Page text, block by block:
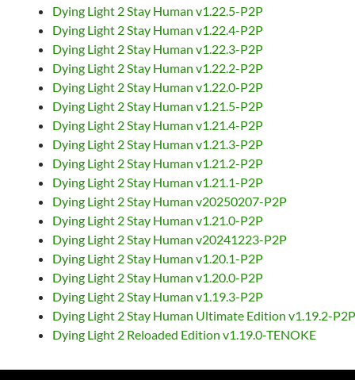
Dying Light 2 Stay Human v1.22.5-P2P
Dying Light 2 Stay Human v1.22.4-P2P
Dying Light 2 Stay Human v1.22.3-P2P
Dying Light 2 Stay Human v1.22.2-P2P
Dying Light 2 Stay Human v1.22.0-P2P
Dying Light 2 Stay Human v1.21.5-P2P
Dying Light 2 Stay Human v1.21.4-P2P
Dying Light 2 Stay Human v1.21.3-P2P
Dying Light 2 Stay Human v1.21.2-P2P
Dying Light 2 Stay Human v1.21.1-P2P
Dying Light 2 Stay Human v20250207-P2P
Dying Light 2 Stay Human v1.21.0-P2P
Dying Light 2 Stay Human v20241223-P2P
Dying Light 2 Stay Human v1.20.1-P2P
Dying Light 2 Stay Human v1.20.0-P2P
Dying Light 2 Stay Human v1.19.3-P2P
Dying Light 2 Stay Human Ultimate Edition v1.19.2-
Dying Light 2 Reloaded Edition v1.19.0-TENOKE